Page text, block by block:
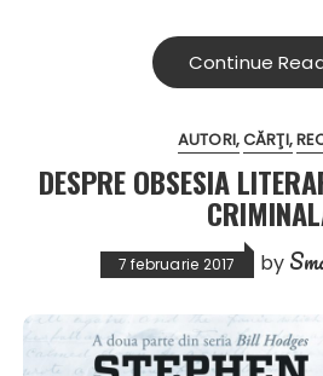
Continue
AUTORI CĂRŢI
DESPRE OBSESIA
7 februarie 2017 by